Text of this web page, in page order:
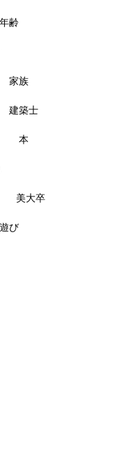
齢
家族
建築士
本
美大卒
遊び